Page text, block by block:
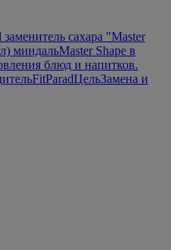
заменитель сахара "Master
миндальMaster Shape в
блюд и напитков.
FitParadЦельЗамена и